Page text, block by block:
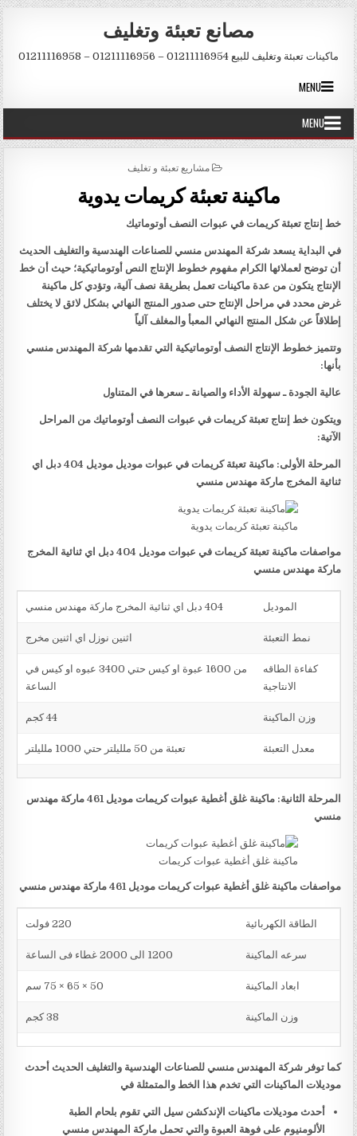
Skip to content
مصانع تعبئة وتغليف
ماكينات تعبئة وتغليف للبيع 01211116954 – 01211116956 – 01211116958
MENU
MENU
POSTED IN
مشاريع تعبئة و تغليف
ماكينة تعبئة كريمات يدوية
خط إنتاج تعبئة كريمات في عبوات النصف أوتوماتيك
في البداية يسعد شركة المهندس منسي للصناعات الهندسية والتغليف الحديث
أن توضح لعملائها الكرام مفهوم خطوط الإنتاج النص أوتوماتيكية؛ حيث أن خط
الإنتاج يتكون من عدة ماكينات تعمل بطريقة نصف آلية، وتؤدي كل ماكينة
غرض محدد في مراحل الإنتاج حتى صدور المنتج النهائي بشكل لائق لا يختلف
إطلاقاً عن شكل المنتج النهائي المعبأ والمغلف آلياً
وتتميز خطوط الإنتاج النصف أوتوماتيكية التي تقدمها شركة المهندس منسي
بأنها:
عالية الجودة ـ سهولة الأداء والصيانة ـ سعرها في المتناول
ويتكون خط إنتاج تعبئة كريمات في عبوات النصف أوتوماتيك من المراحل
الآتية:
المرحلة الأولى: ماكينة تعبئة كريمات في عبوات موديل موديل 404 دبل اي
ثنائية المخرج ماركة مهندس منسي
ماكينة تعبئة كريمات يدوية
مواصفات ماكينة تعبئة كريمات في عبوات موديل 404 دبل اي ثنائية المخرج
ماركة مهندس منسي
الموديل 404 دبل اي ثنائية المخرج ماركة مهندس منسي
نمط التعبئة اثنين نوزل اي اثنين مخرج
كفاءة الطاقه
الانتاجية
من 1600 عبوة او كيس حتي 3400 عبوه او كيس في
الساعة
وزن الماكينة 44 كجم
معدل التعبئة تعبئة من 50 ملليلتر حتي 1000 ملليلتر
المرحلة الثانية: ماكينة غلق أغطية عبوات كريمات موديل 461 ماركة مهندس
منسي
ماكينة غلق أغطية عبوات كريمات
مواصفات ماكينة غلق أغطية عبوات كريمات موديل 461 ماركة مهندس منسي
الطاقة الكهربائية 220 فولت
سرعه الماكينة 1200 الى 2000 غطاء فى الساعة
ابعاد الماكينة 50 × 65 × 75 سم
وزن الماكينة 38 كجم
كما توفر شركة المهندس منسي للصناعات الهندسية والتغليف الحديث أحدث
موديلات الماكينات التي تخدم هذا الخط والمتمثلة في
أحدث موديلات ماكينات الإندكشن سيل التي تقوم بلحام الطبة
الألومنيوم على فوهة العبوة والتي تحمل ماركة المهندس منسي